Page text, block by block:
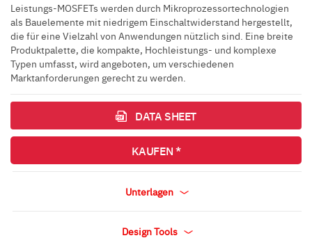
Leistungs-MOSFETs werden durch Mikroprozessortechnologien
als Bauelemente mit niedrigem Einschaltwiderstand hergestellt,
die für eine Vielzahl von Anwendungen nützlich sind. Eine breite
Produktpalette, die kompakte, Hochleistungs- und komplexe
Typen umfasst, wird angeboten, um verschiedenen
Marktanforderungen gerecht zu werden.
DATA SHEET
KAUFEN *
Unterlagen
Design Tools